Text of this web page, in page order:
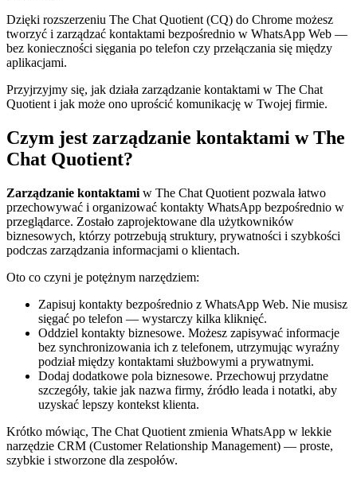
Dzięki rozszerzeniu The Chat Quotient (CQ) do Chrome możesz
tworzyć i zarządzać kontaktami bezpośrednio w WhatsApp Web —
bez konieczności sięgania po telefon czy przełączania się między
aplikacjami.
Przyjrzyjmy się, jak działa zarządzanie kontaktami w The Chat
Quotient i jak może ono uprościć komunikację w Twojej firmie.
Czym jest zarządzanie kontaktami w The
Chat Quotient?
Zarządzanie kontaktami w The Chat Quotient pozwala łatwo
przechowywać i organizować kontakty WhatsApp bezpośrednio w
przeglądarce. Zostało zaprojektowane dla użytkowników
biznesowych, którzy potrzebują struktury, prywatności i szybkości
podczas zarządzania informacjami o klientach.
Oto co czyni je potężnym narzędziem:
Zapisuj kontakty bezpośrednio z WhatsApp Web. Nie musisz
sięgać po telefon — wystarczy kilka kliknięć.
Oddziel kontakty biznesowe. Możesz zapisywać informacje
bez synchronizowania ich z telefonem, utrzymując wyraźny
podział między kontaktami służbowymi a prywatnymi.
Dodaj dodatkowe pola biznesowe. Przechowuj przydatne
szczegóły, takie jak nazwa firmy, źródło leada i notatki, aby
uzyskać lepszy kontekst klienta.
Krótko mówiąc, The Chat Quotient zmienia WhatsApp w lekkie
narzędzie CRM (Customer Relationship Management) — proste,
szybkie i stworzone dla zespołów.